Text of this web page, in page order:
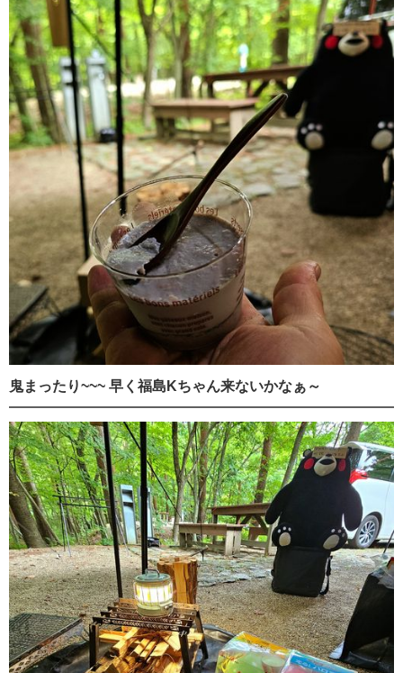
鬼まったり~~~ 早く福島Kちゃん来ないかなぁ～